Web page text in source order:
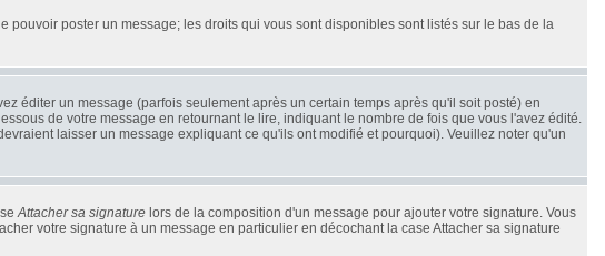
poster un message; les droits qui vous sont disponibles sont listés sur le bas de la
éditer un message (parfois seulement après un certain temps après qu'il soit posté) en
de votre message en retournant le lire, indiquant le nombre de fois que vous l'avez édité.
laisser un message expliquant ce qu'ils ont modifié et pourquoi). Veuillez noter qu'un
Attacher sa signature lors de la composition d'un message pour ajouter votre signature. Vous
votre signature à un message en particulier en décochant la case Attacher sa signature